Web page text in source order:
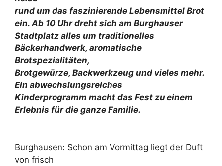
rund um das faszinierende Lebensmittel Brot
ein. Ab 10 Uhr dreht sich am Burghauser
Stadtplatz alles um traditionelles
Bäckerhandwerk, aromatische
Brotspezialitäten,
Brotgewürze, Backwerkzeug und vieles mehr.
Ein abwechslungsreiches
Kinderprogramm macht das Fest zu einem
Erlebnis für die ganze Familie.
Burghausen: Schon am Vormittag liegt der Duft
von frisch